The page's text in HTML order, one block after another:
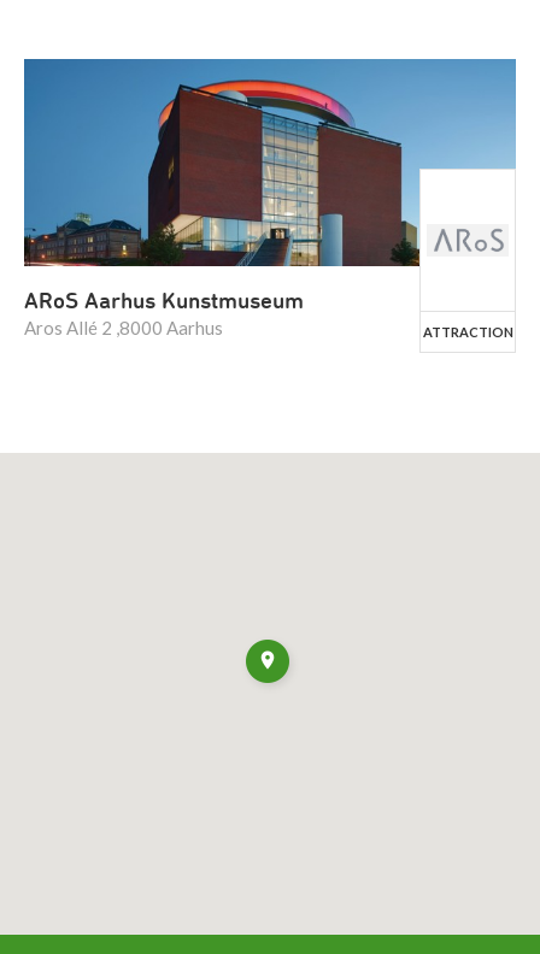
ARoS Aarhus Kunstmuseum
Aros Allé 2 ,8000 Aarhus ATTRACTION